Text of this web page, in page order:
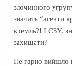
злочинного
значить “агенти
кремль?! І СБУ,
захищати?
Не гарно вийшло